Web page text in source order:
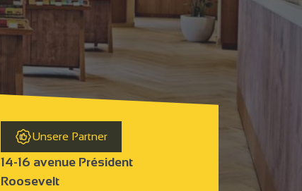
Unsere Partner
14-16 avenue Président
Roosevelt